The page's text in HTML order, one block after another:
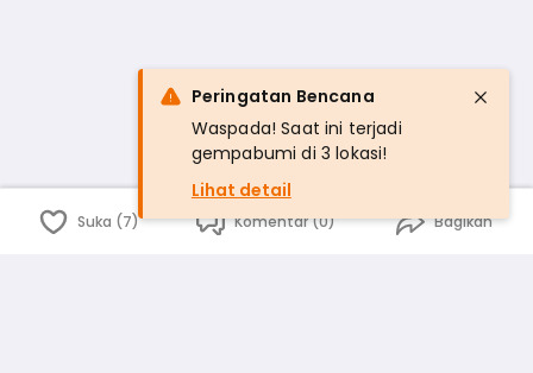
Suka (7) Komentar (0) Bagikan
Peringatan Bencana
Waspada! Saat ini terjadi
gempabumi di 3 lokasi!
Lihat detail